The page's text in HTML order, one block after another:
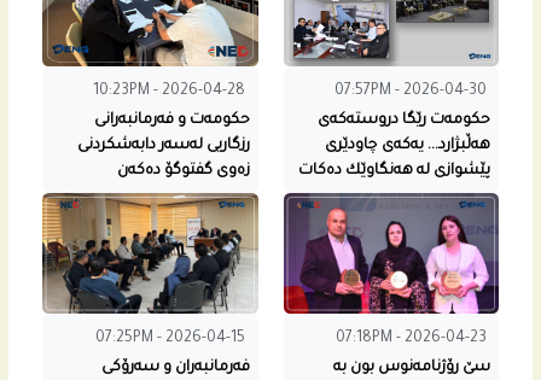
07:57PM - 2026-04-30
حكومه‌ت رێگا دروسته‌كه‌ى
هه‌ڵبژارد... یه‌كه‌ى چاودێری
پێشوازی له‌ هه‌نگاوێك ده‌كات
10:23PM - 2026-04-28
حکومەت و فەرمانبەرانی
رزگاریی لەسەر دابەشکردنی
زەوی گفتوگۆ دەکەن
07:18PM - 2026-04-23
سێ رۆژنامه‌نوس بون به‌
07:25PM - 2026-04-15
فەرمانبەران و سه‌رۆكى